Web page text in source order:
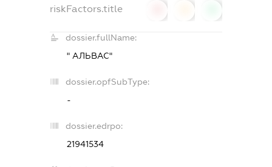
riskFactors.title
dossier.fullName:
" АЛЬВАС"
dossier.opfSubType:
-
dossier.edrpo:
21941534